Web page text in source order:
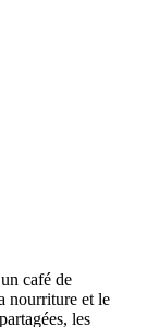
café de
nourriture et le
les